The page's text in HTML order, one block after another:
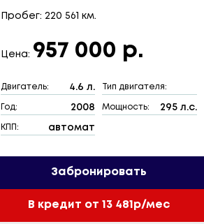
Пробег: 220 561 км.
Цена: 957 000 р.
Двигатель: 4.6 л. Тип двигателя:
Год: 2008 Мощность: 295 л.с.
КПП: автомат
Забронировать
В кредит от 13 481р/мес